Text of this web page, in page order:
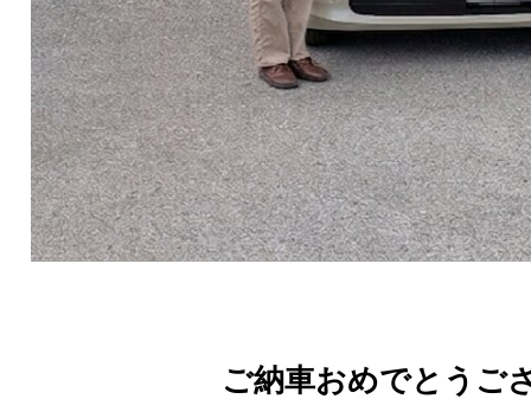
ご納車おめでとうご